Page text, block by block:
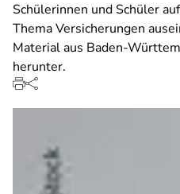
Schülerinnen und Schüler
Thema Versicherungen
Material aus Baden-
herunter.